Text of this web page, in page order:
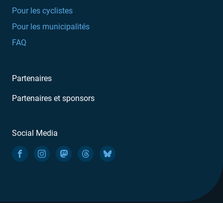
Pour les cyclistes
Pour les municipalités
FAQ
Partenaires
Partenaires et sponsors
Social Media